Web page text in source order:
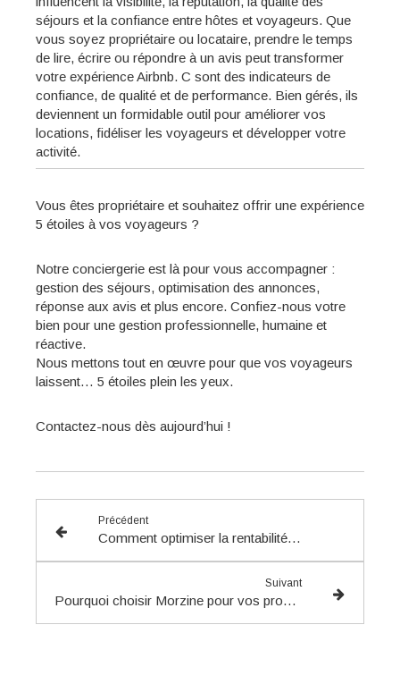
séjours et la confiance entre hôtes et voyageurs. Que
vous soyez propriétaire ou locataire, prendre le temps
de lire, écrire ou répondre à un avis peut transformer
votre expérience Airbnb. C sont des indicateurs de
confiance, de qualité et de performance. Bien gérés, ils
deviennent un formidable outil pour améliorer vos
locations, fidéliser les voyageurs et développer votre
activité.
Vous êtes propriétaire et souhaitez offrir une expérience
5 étoiles à vos voyageurs ?
Notre conciergerie est là pour vous accompagner :
gestion des séjours, optimisation des annonces,
réponse aux avis et plus encore. Confiez-nous votre
bien pour une gestion professionnelle, humaine et
réactive.
Nous mettons tout en œuvre pour que vos voyageurs
laissent… 5 étoiles plein les yeux.
Contactez-nous dès aujourd’hui !
Précédent
Comment optimiser la rentabilité de votre location courte durée en Haute-Savoie ?
Suivant
Pourquoi choisir Morzine pour vos prochaines vacances à la montagne ?